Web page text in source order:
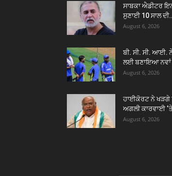
ਸਾਬਕਾ ਐਡੀਟਰ
ਸੁਣਾਈ 10 ਸਾਲ
August 6, 2026
ਬੀ. ਸੀ. ਸੀ. ਆਈ.
ਲਈ ਬਣਾਇਆ ਨਵਾਂ
August 6, 2026
ਹਾਈਕੋਰਟ ਨੇ ਖੜਗੇ
ਅਗਲੀ ਕਾਰਵਾਈ
August 6, 2026